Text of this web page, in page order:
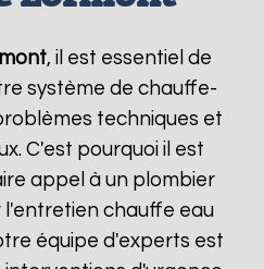
, il est essentiel de
système de chauffe-
techniques et
C'est pourquoi il est
appel à un plombier
chauffe eau
équipe d'experts est